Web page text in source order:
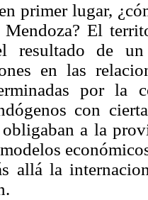
primer lugar,
El
resultado de
en las
por la
con
a la
allá la